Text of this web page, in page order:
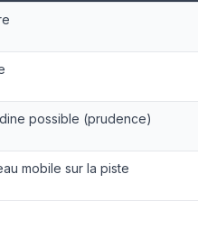
possible (prudence)
mobile sur la piste